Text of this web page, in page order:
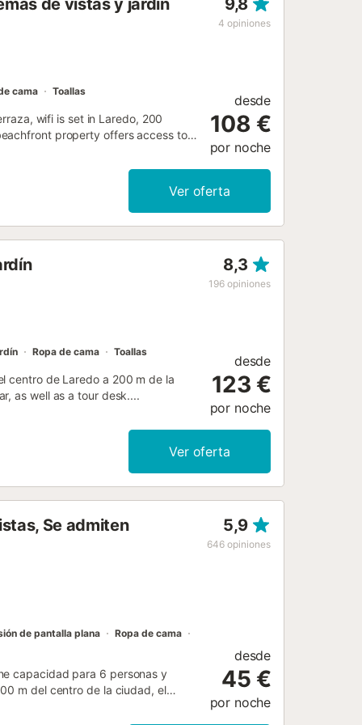
de vistas y jardín 9,8
4 opiniones
cama Toallas
wifi is set in Laredo, 200
property offers access to a
desde
108 €
por noche
Ver oferta
8,3
196 opiniones
Ropa de cama Toallas
centro de Laredo a 200 m de la
as well as a tour desk....
desde
123 €
por noche
Ver oferta
Se admiten
5,9
646 opiniones
de pantalla plana
Ropa de cama
capacidad para 6 personas y
m del centro de la ciudad, el
en una planta alta accesible
desde
45 €
por noche